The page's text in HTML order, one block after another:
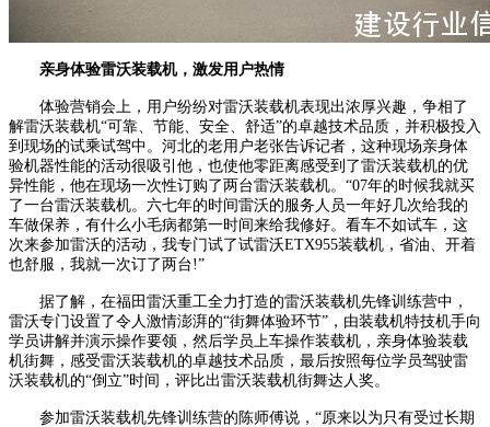
亲身体验雷沃装载机，激发用户热情
体验营销会上，用户纷纷对雷沃装载机表现出浓厚兴趣，争相了
解雷沃装载机“可靠、节能、安全、舒适”的卓越技术品质，并积极投入
到现场的试乘试驾中。河北的老用户老张告诉记者，这种现场亲身体
验机器性能的活动很吸引他，也使他零距离感受到了雷沃装载机的优
异性能，他在现场一次性订购了两台雷沃装载机。“07年的时候我就买
了一台雷沃装载机。六七年的时间雷沃的服务人员一年好几次给我的
车做保养，有什么小毛病都第一时间来给我修好。看车不如试车，这
次来参加雷沃的活动，我专门试了试雷沃ETX955装载机，省油、开着
也舒服，我就一次订了两台!”
据了解，在福田雷沃重工全力打造的雷沃装载机先锋训练营中，
雷沃专门设置了令人激情澎湃的“街舞体验环节”，由装载机特技机手向
学员讲解并演示操作要领，然后学员上车操作装载机，亲身体验装载
机街舞，感受雷沃装载机的卓越技术品质，最后按照每位学员驾驶雷
沃装载机的“倒立”时间，评比出雷沃装载机街舞达人奖。
参加雷沃装载机先锋训练营的陈师傅说，“原来以为只有受过长期